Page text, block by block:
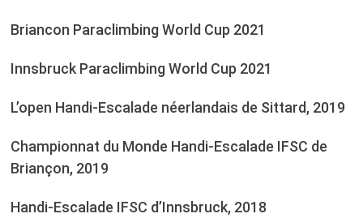
Briancon Paraclimbing World Cup 2021
Innsbruck Paraclimbing World Cup 2021
L’open Handi-Escalade néerlandais de Sittard, 2019
Championnat du Monde Handi-Escalade IFSC de
Briançon, 2019
Handi-Escalade IFSC d’Innsbruck, 2018